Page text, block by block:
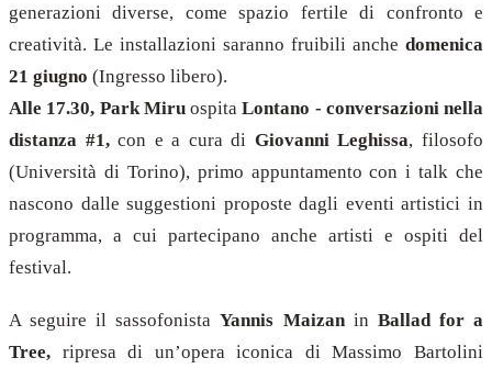
generazioni diverse, come spazio fertile di confronto e
creatività. Le installazioni saranno fruibili anche domenica
21 giugno (Ingresso libero).
Alle 17.30, Park MiruospitaLontano - conversazioni nella
distanza #1,con e a cura di Giovanni Leghissa, filosofo
(Università di Torino), primo appuntamento con i talk che
nascono dalle suggestioni proposte dagli eventi artistici in
programma, a cui partecipano anche artisti e ospiti del
festival.
A seguire il sassofonistaYannis Maizanin Ballad for a
Tree, ripresa di un’opera iconica di Massimo Bartolini